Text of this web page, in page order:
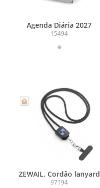
Agenda Diária 2027
15494
ZEWAIL. Cordão lanyard
com suporte para celular
97194